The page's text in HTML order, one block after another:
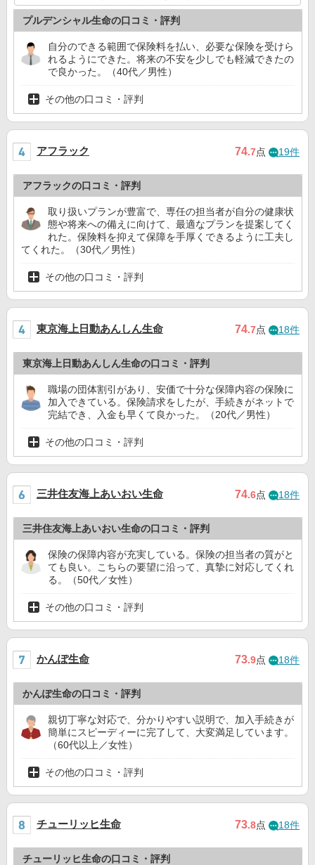
プルデンシャル生命の口コミ・評判
自分のできる範囲で保険料を払い、必要な保険を受けら
れるようにできた。将来の不安を少しでも軽減できたの
で良かった。（40代／男性）
その他の口コミ・評判
アフラック 74.7点 19件
アフラックの口コミ・評判
取り扱いプランが豊富で、専任の担当者が自分の健康状
態や将来への備えに向けて、最適なプランを提案してく
れた。保険料を抑えて保障を手厚くできるように工夫し
てくれた。（30代／男性）
その他の口コミ・評判
東京海上日動あんしん生命 74.7点 18件
東京海上日動あんしん生命の口コミ・評判
職場の団体割引があり、安価で十分な保障内容の保険に
加入できている。保険請求をしたが、手続きがネットで
完結でき、入金も早くて良かった。（20代／男性）
その他の口コミ・評判
三井住友海上あいおい生命 74.6点 18件
三井住友海上あいおい生命の口コミ・評判
保険の保障内容が充実している。保険の担当者の質がと
ても良い。こちらの要望に沿って、真摯に対応してくれ
る。（50代／女性）
その他の口コミ・評判
かんぽ生命 73.9点 18件
かんぽ生命の口コミ・評判
親切丁寧な対応で、分かりやすい説明で、加入手続きが
簡単にスピーディーに完了して、大変満足しています。
（60代以上／女性）
その他の口コミ・評判
チューリッヒ生命 73.8点 18件
チューリッヒ生命の口コミ・評判